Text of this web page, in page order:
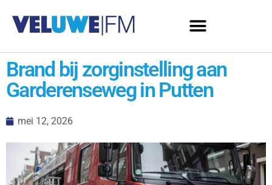
Brand bij zorginstelling aan
Garderenseweg in Putten
mei 12, 2026